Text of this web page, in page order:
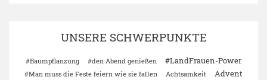
UNSERE SCHWERPUNKTE
#Baumpflanzung #den Abend genießen #LandFrauen-Power
#Man muss die Feste feiern wie sie fallen Achtsamkeit Advent